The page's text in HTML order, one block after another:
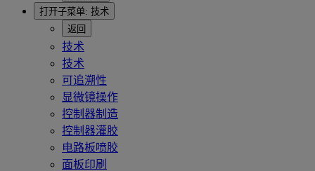
打开子菜单: 技术
返回
技术
技术
可追溯性
显微镜操作
控制器制造
控制器灌胶
电路板喷胶
面板印刷